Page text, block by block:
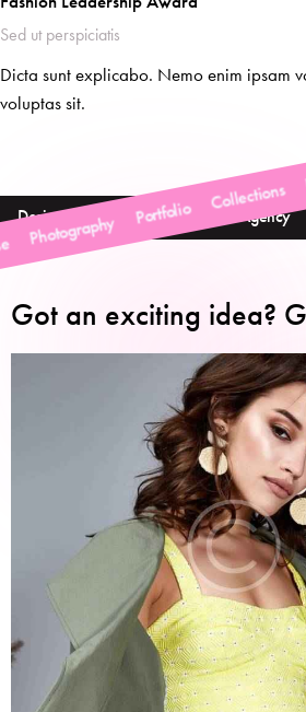
Sed ut perspiciatis
Dicta sunt explicabo. Nemo enim ipsam
voluptas sit.
Portfolio Collections
Designer Portfolio
Got an exciting idea?